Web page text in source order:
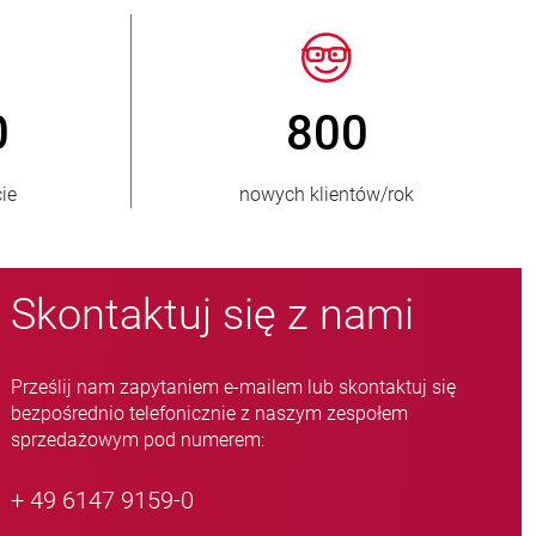
> 15 000
wariantów zaworów zaciskowych
Skontaktuj się z nami
Prześlij nam zapytaniem e-mailem lub skontaktuj się
bezpośrednio telefonicznie z naszym zespołem
sprzedażowym pod numerem:
+ 49 6147 9159-0